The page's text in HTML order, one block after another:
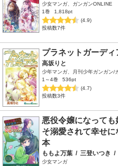
少女マンガ、ガンガンONLINE
1巻
1,818pt
(4.9)
投稿数7件
プラネットガーディ
高坂りと
少年マンガ、月刊少年ガンガン/
1～4巻
536pt
(4.7)
投稿数3件
悪役令嬢になって
そ溺愛されて幸せ
本
ももよ万葉 / 三登いつき /
少女マンガ